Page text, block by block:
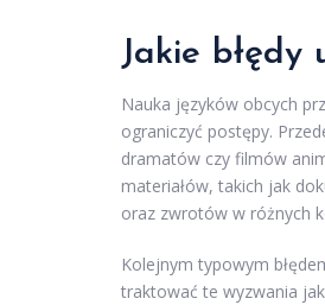
Jakie błędy
Nauka języków obcych
ograniczyć postępy.
dramatów czy filmów
materiałów, takich jak
oraz zwrotów w różnych
Kolejnym typowym
traktować te wyzwania